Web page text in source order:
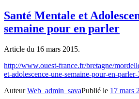
Santé Mentale et
semaine pour en parler
Article du 16 mars 2015.
http://www.ouest-france.fr/bretagne/
et-adolescence-une-semaine-pour-en-
AuteurWeb_admin_savaPublié le 17 mars